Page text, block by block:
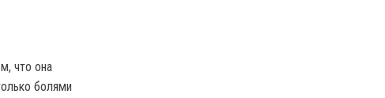
что она
болями